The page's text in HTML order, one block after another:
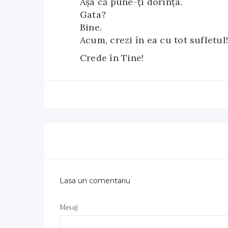
Gata?
Bine.
Acum, crezi în ea cu tot
Crede în Tine!
Lasa un comentariu
Mesaj